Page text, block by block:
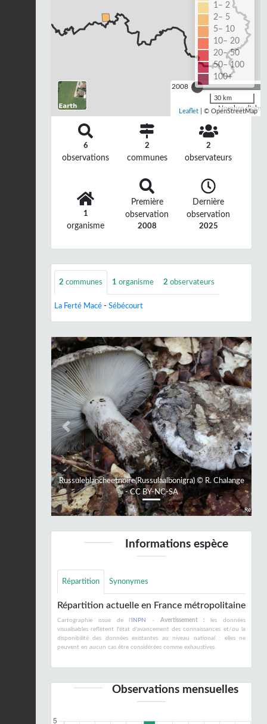
2008
Nombre
1– 2
2– 5
5– 10
10– 20
20– 50
50– 100
100+
30 km
Leaflet | © OpenStreetMap
6
observations
2
communes
2
observateurs
1
organisme
Première
observation
2008
Dernière
observation
2025
2 communes 1 organisme 2 observateurs
La Ferté Macé - Sébécourt
Russuleblancheetnoire(Russulaalbonigra) © R. Chalange
- CC BY-NC-SA
Previous Next
Informations espèce
Répartition Synonymes
Répartition actuelle en France métropolitaine
Cartographie issue de l' INPN - Avertissement : les données
visualisables reflètent l'état d'avancement des connaissances et/ou la
disponibilité des données existantes au niveau national : elles ne
peuvent en aucun cas être considérées comme exhaustives.
Observations mensuelles